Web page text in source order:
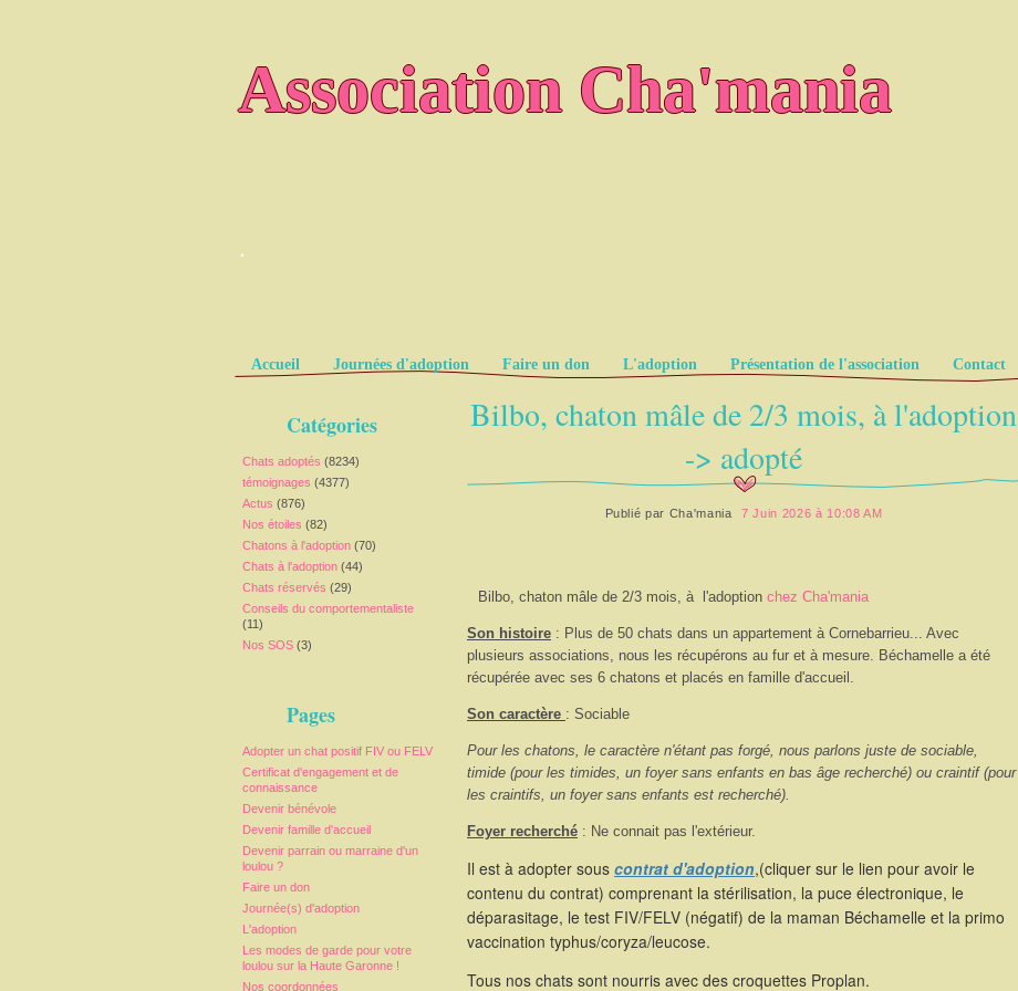
Association Cha'mania
.
Pages
Accueil Journées d'adoption Faire un don L'adoption Présentation de l'association Contact
Catégories
Chats adoptés (8234)
témoignages (4377)
Actus (876)
Nos étoiles (82)
Chatons à l'adoption (70)
Chats à l'adoption (44)
Chats réservés (29)
Conseils du comportementaliste
(11)
Nos SOS (3)
Pages
Adopter un chat positif FIV ou FELV
Certificat d'engagement et de
connaissance
Devenir bénévole
Devenir famille d'accueil
Devenir parrain ou marraine d'un
loulou ?
Faire un don
Journée(s) d'adoption
L'adoption
Les modes de garde pour votre
loulou sur la Haute Garonne !
Nos coordonnées
Bilbo, chaton mâle de 2/3 mois, à l'adoption
-> adopté
Publié par Cha'mania 7 Juin 2026 à 10:08 AM
Bilbo, chaton mâle de 2/3 mois, à l'adoption chez Cha'mania
Son histoire : Plus de 50 chats dans un appartement à Cornebarrieu... Avec
plusieurs associations, nous les récupérons au fur et à mesure. Béchamelle a été
récupérée avec ses 6 chatons et placés en famille d'accueil.
Son caractère : Sociable
Pour les chatons, le caractère n'étant pas forgé, nous parlons juste de sociable,
timide (pour les timides, un foyer sans enfants en bas âge recherché) ou craintif (pour
les craintifs, un foyer sans enfants est recherché).
Foyer recherché : Ne connait pas l'extérieur.
Il est à adopter sous contrat d'adoption,(cliquer sur le lien pour avoir le
contenu du contrat) comprenant la stérilisation, la puce électronique, le
déparasitage, le test FIV/FELV (négatif) de la maman Béchamelle et la primo
vaccination typhus/coryza/leucose.
Tous nos chats sont nourris avec des croquettes Proplan.